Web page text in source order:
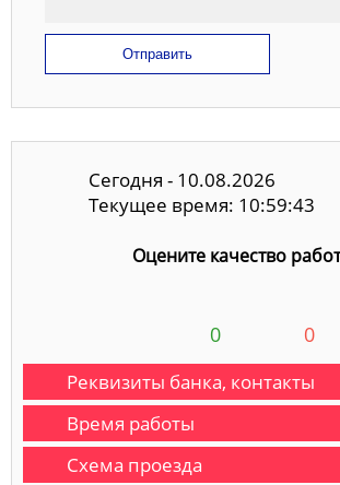
Отправить
Сегодня - 10.08.2026
Текущее время: 10:59:43
Оцените качество
0 0
Реквизиты банка, контакты
Время работы
Схема проезда